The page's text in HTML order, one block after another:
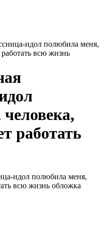
идол полюбила меня,
всю жизнь
работать